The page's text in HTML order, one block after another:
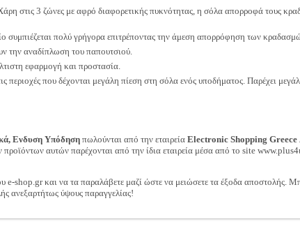
στις 3 ζώνες με αφρό διαφορετικής πυκνότητας, η σόλα απορροφά τους
συμπιέζεται πολύ γρήγορα επιτρέποντας την άμεση απορρόφηση των
την αναδίπλωση του παπουτσιού.
εφαρμογή και προστασία.
περιοχές που δέχονται μεγάλη πίεση στη σόλα ενός υποδήματος. Παρέχει
Ενδυση Υπόδηση πωλούνται από την εταιρεία Electronic Shopping
αυτών παρέχονται από την ίδια εταιρεία μέσα από το site
e-shop.gr και να τα παραλάβετε μαζί ώστε να μειώσετε τα έξοδα αποστολής.
ανεξαρτήτως ύψους παραγγελίας!